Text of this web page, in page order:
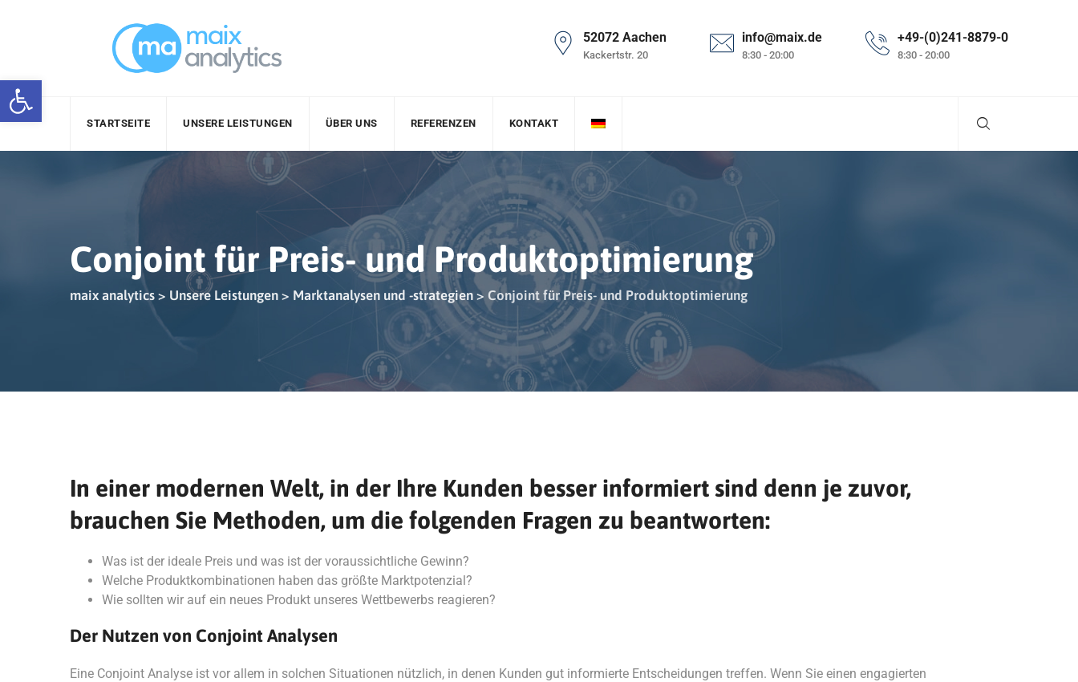
Werkzeugleiste öffnen
52072 Aachen
Kackertstr. 20
info@maix.de
8:30 - 20:00
+49-(0)241-8879-0
8:30 - 20:00
STARTSEITE UNSERE LEISTUNGEN ÜBER UNS REFERENZEN KONTAKT
Conjoint für Preis- und Produktoptimierung
maix analytics > Unsere Leistungen > Marktanalysen und -strategien > Conjoint für Preis- und Produktoptimierung
In einer modernen Welt, in der Ihre Kunden besser informiert sind denn je zuvor,
brauchen Sie Methoden, um die folgenden Fragen zu beantworten:
Was ist der ideale Preis und was ist der voraussichtliche Gewinn?
Welche Produktkombinationen haben das größte Marktpotenzial?
Wie sollten wir auf ein neues Produkt unseres Wettbewerbs reagieren?
Der Nutzen von Conjoint Analysen
Eine Conjoint Analyse ist vor allem in solchen Situationen nützlich, in denen Kunden gut informierte Entscheidungen treffen. Wenn Sie einen engagierten